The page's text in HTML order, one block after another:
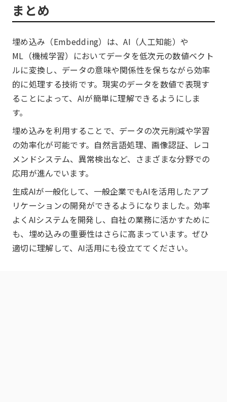
まとめ
埋め込み（Embedding）は、AI（人工知能）や
ML（機械学習）においてデータを低次元の数値ベクト
ルに変換し、データの意味や関係性を保ちながら効率
的に処理する技術です。現実のデータを数値で表現す
ることによって、AIが簡単に理解できるようにしま
す。
埋め込みを利用することで、データの次元削減や学習
の効率化が可能です。自然言語処理、画像認証、レコ
メンドシステム、異常検出など、さまざまな分野での
応用が進んでいます。
生成AIが一般化して、一般企業でもAIを活用したアプ
リケーションの開発ができるようになりました。効率
よくAIシステムを開発し、自社の業務に活かすために
も、埋め込みの重要性はさらに高まっています。ぜひ
適切に理解して、AI活用にも役立ててください。